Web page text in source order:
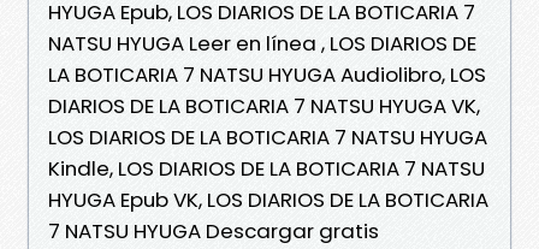
HYUGA Epub, LOS DIARIOS DE LA BOTICARIA 7
NATSU HYUGA Leer en línea , LOS DIARIOS DE
LA BOTICARIA 7 NATSU HYUGA Audiolibro, LOS
DIARIOS DE LA BOTICARIA 7 NATSU HYUGA VK,
LOS DIARIOS DE LA BOTICARIA 7 NATSU HYUGA
Kindle, LOS DIARIOS DE LA BOTICARIA 7 NATSU
HYUGA Epub VK, LOS DIARIOS DE LA BOTICARIA
7 NATSU HYUGA Descargar gratis